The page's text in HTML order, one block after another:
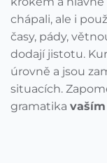
chápali, ale i
časy, pády,
dodají jistotu.
úrovně a jsou
situacích.
gramatika